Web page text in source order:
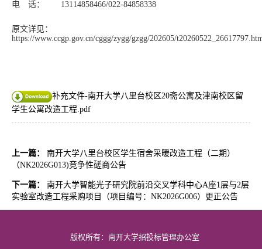
电 话： 13114858466/022-84858338
原文详见：
https://www.ccgp.gov.cn/cggg/zygg/gzgg/202605/
补充文件-南开大学八里台校区20斋公寓及津南校区留
学生公寓改造工程.pdf
上一篇：
南开大学八里台校区学生宿舍采暖改造工程（二期）
（NK2026G013)竞争性磋商公告
下一篇：
南开大学智能光子研究院前沿交叉学科中心A座1层与2层
实验室改造工程采购项目（项目编号：NK2026G006）更正公告
版权所有：南开大学招投标管理办公室